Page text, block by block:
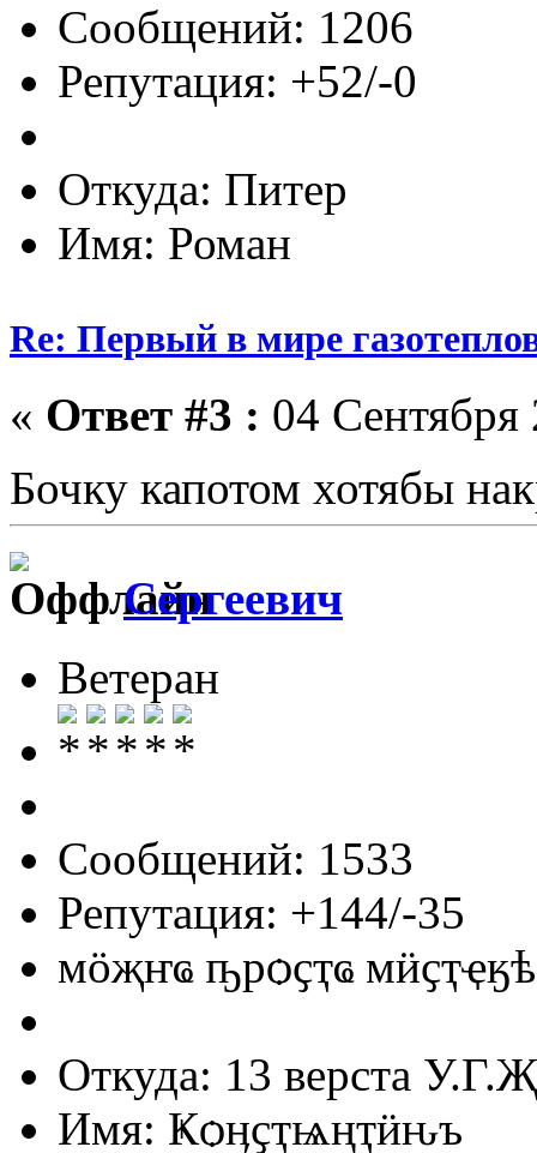
Сообщений: 1206
Репутация: +52/-0
Откуда: Питер
Имя: Роман
Re: Первый в мире
« Ответ #3 : 04
Бочку капотом хотябы
Сергеевич
Ветеран
Сообщений: 1533
Репутация: +144/-35
мӧҗҥҩ ҧрѻҫҭҩ
Откуда: 13 верста
Имя: Ҝѻӊҫҭѩңҭӥԋъ